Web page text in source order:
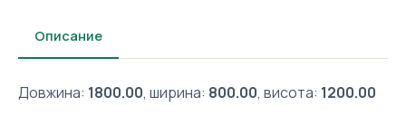
Описание
Довжина: 1800.00, ширина: 800.00, висота: 1200.00